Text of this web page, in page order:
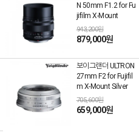
N 50mm F1.2 for Fu
jifilm X-Mount
943,200원
879,000원
보이그랜더 ULTRON
27mm F2 for Fujifil
m X-Mount Silver
705,600원
659,000원